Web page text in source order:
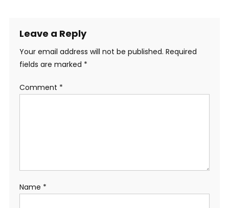
Leave a Reply
Your email address will not be published. Required
fields are marked *
Comment *
Name *